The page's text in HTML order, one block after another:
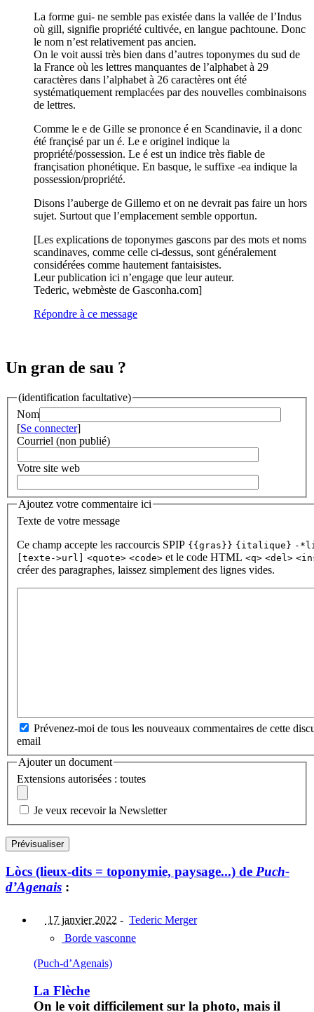
La forme gui- ne semble pas existée dans la vallée de l’Indus
où gill, signifie propriété cultivée, en langue pachtoune. Donc
le nom n’est relativement pas ancien.
On le voit aussi très bien dans d’autres toponymes du sud de
la France où les lettres manquantes de l’alphabet à 29
caractères dans l’alphabet à 26 caractères ont été
systématiquement remplacées par des nouvelles combinaisons
de lettres.
Comme le e de Gille se prononce é en Scandinavie, il a donc
été françisé par un é. Le e originel indique la
propriété/possession. Le é est un indice très fiable de
françisation phonétique. En basque, le suffixe -ea indique la
possession/propriété.
Disons l’auberge de Gillemo et on ne devrait pas faire un hors
sujet. Surtout que l’emplacement semble opportun.
[Les explications de toponymes gascons par des mots et noms
scandinaves, comme celle ci-dessus, sont généralement
considérées comme hautement fantaisistes.
Leur publication ici n’engage que leur auteur.
Tederic, webmèste de Gasconha.com]
Répondre à ce message
Un gran de sau ?
(identification facultative)
Nom
[Se connecter]
Courriel (non publié)
Votre site web
Ajoutez votre commentaire ici
Texte de votre message
Ce champ accepte les raccourcis SPIP {{gras}} {italique} -
[texte->url]
<quote> <code> et le code HTML <q> <del>
créer des paragraphes, laissez simplement des lignes vides.
Prévenez-moi de tous les nouveaux commentaires de cette
email
Ajouter un document
Extensions autorisées : toutes
Je veux recevoir la Newsletter
Lòcs (lieux-dits = toponymie, paysage...) de Puch-
d’Agenais :
17 janvier 2022 - Tederic Merger
Borde vasconne
(Puch-d’Agenais)
La Flèche
On le voit difficilement sur la photo, mais il